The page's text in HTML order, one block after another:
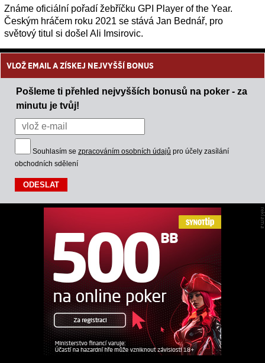
Známe oficiální pořadí žebříčku GPI Player of the Year.
Českým hráčem roku 2021 se stává Jan Bednář, pro
světový titul si došel Ali Imsirovic.
VLOŽ EMAIL A ZÍSKEJ NEJVYŠŠÍ BONUS
Pošleme ti přehled nejvyšších bonusů na poker - za
minutu je tvůj!
Souhlasím se zpracováním osobních údajů pro účely zasílání
obchodních sdělení